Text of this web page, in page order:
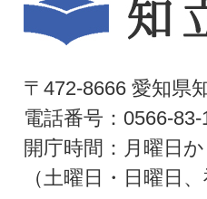
〒472-8666 愛知県
電話番号：0566-83-
開庁時間：月曜日
（土曜日・日曜日